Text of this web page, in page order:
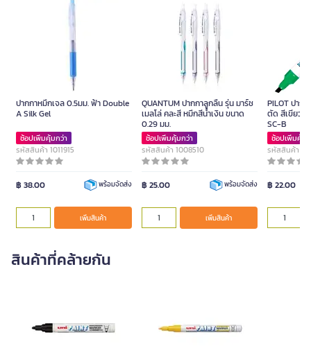
ปากกาหมึกเจล 0.5มม. ฟ้า Double
A Silk Gel
ช้อปเพิ่มคุ้มกว่า
รหัสสินค้า 1011915
฿ 38.00 พร้อมจัดส่ง
เพิ่มสินค้า
QUANTUM ปากกาลูกลื่น รุ่น มาร์ช
เมลโล่ คละสี หมึกสีน้ำเงิน ขนาด
0.29 มม.
ช้อปเพิ่มคุ้มกว่า
รหัสสินค้า 1008510
฿ 25.00 พร้อมจัดส่ง
เพิ่มสินค้า
PILOT ปาก
ตัด สีเขียว ข
SC-B
ช้อปเพิ่มคุ้ม
รหัสสินค้า
฿ 22.00
สินค้าที่คล้ายกัน